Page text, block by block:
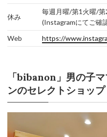
休み
毎週月曜/第1火曜/
(Instagramにてご確
Web
https://
「bibanon」男の子
ンのセレクトショップ